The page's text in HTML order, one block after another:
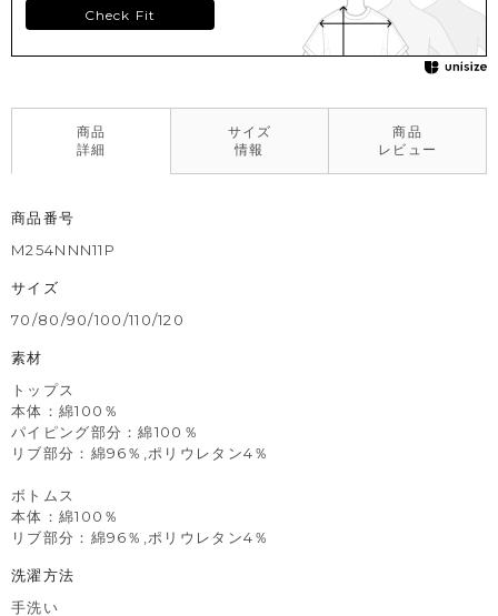
Check Fit
商品
詳細
サイズ
情報
商品
レビュー
商品番号
M254NNN11P
サイズ
70/80/90/100/110/120
素材
トップス
本体：綿100％
パイピング部分：綿100％
リブ部分：綿96％,ポリウレタン4％
ボトムス
本体：綿100％
リブ部分：綿96％,ポリウレタン4％
洗濯方法
手洗い